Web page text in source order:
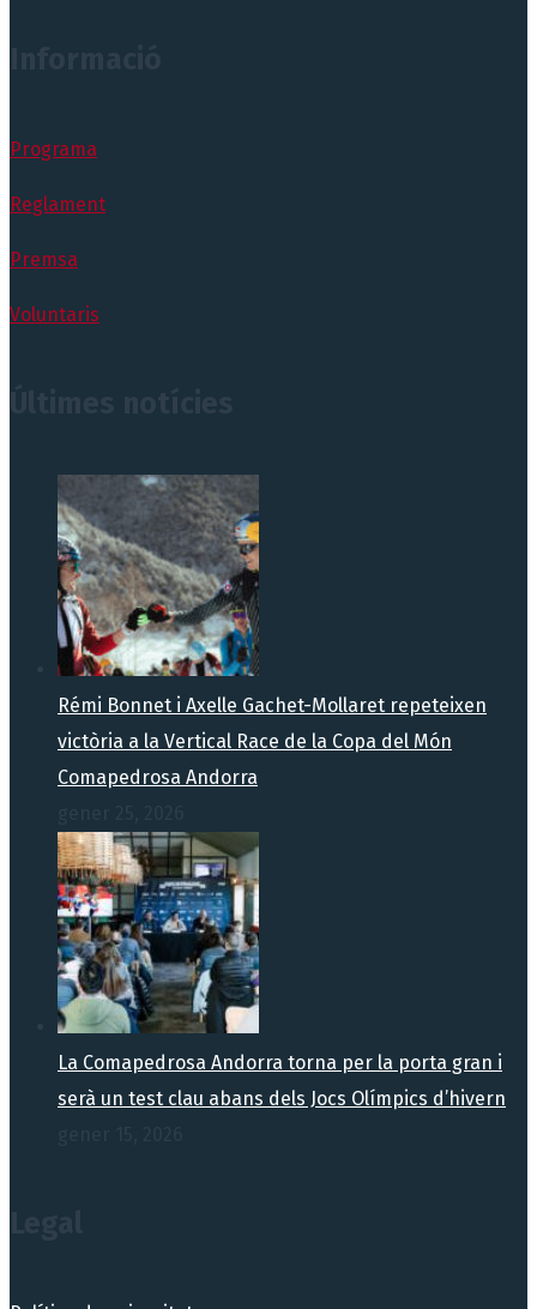
Programa
Reglament
Premsa
Voluntaris
Rémi Bonnet i Axelle Gachet-Mollaret repeteixen
victòria a la Vertical Race de la Copa del Món
Comapedrosa Andorra
La Comapedrosa Andorra torna per la porta gran i
serà un test clau abans dels Jocs Olímpics d’hivern